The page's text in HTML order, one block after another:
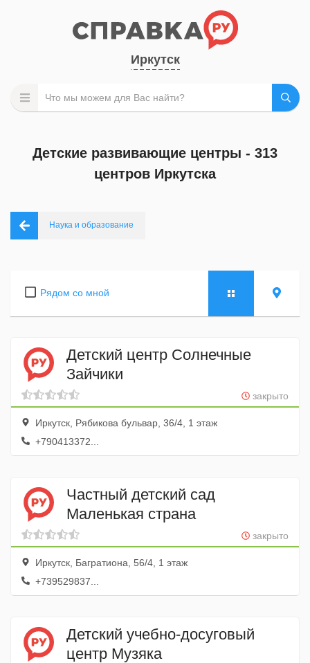
Иркутск
Детские развивающие центры - 313
центров Иркутска
Наука и образование
Рядом со мной
Детский центр Солнечные
Зайчики
закрыто
Иркутск, Рябикова бульвар, 36/4, 1 этаж
+790413372...
Частный детский сад
Маленькая страна
закрыто
Иркутск, Багратиона, 56/4, 1 этаж
+739529837...
Детский учебно-досуговый
центр Музяка